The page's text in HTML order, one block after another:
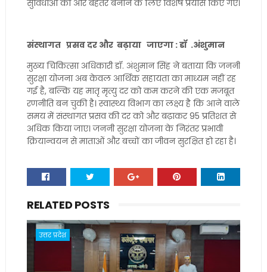
सुविधाओं को और बेहतर बनाने के लिए विशेष प्रयास किए गए।
संस्थागत प्रसव दर और बढ़ाया जाएगा : डॉ .अंशुमान
मुख्य चिकित्सा अधिकारी डॉ. अंशुमान सिंह ने बताया कि जननी
सुरक्षा योजना अब केवल आर्थिक सहायता का माध्यम नहीं रह
गई है, बल्कि यह मातृ मृत्यु दर को कम करने की एक मजबूत
रणनीति बन चुकी है। स्वास्थ्य विभाग का लक्ष्य है कि आने वाले
समय में संस्थागत प्रसव की दर को और बढ़ाकर 95 प्रतिशत से
अधिक किया जाए। जननी सुरक्षा योजना के निरंतर प्रभावी
क्रियान्वयन से माताओं और बच्चों का जीवन सुरक्षित हो रहा है।
RELATED POSTS
उत्तर प्रदेश